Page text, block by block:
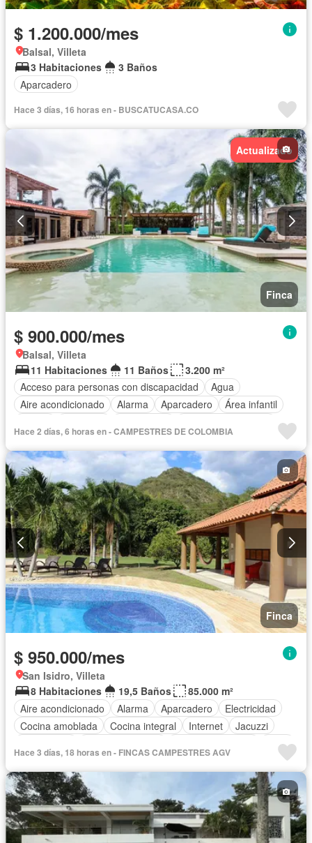
$ 1.200.000/mes
Balsal, Villeta
3 Habitaciones
3 Baños
Aparcadero
Hace 3 días, 16 horas en - BUSCATUCASA.CO
Actualizado
Finca
$ 900.000/mes
Balsal, Villeta
11 Habitaciones
11 Baños
3.200 m²
Acceso para personas con discapacidad
Agua
Aire acondicionado
Alarma Aparcadero
Área infantil
Chimenea
Cocina amoblada
Cocina integral
Cuarto de servicio
Depósito Electricidad
Gas natural
Gimnasio
Internet Jacuzzi Jardín Estudio
Patio
Piscina
Vigilante Sauna
Seguridad privada
Tanque de agua
Terraza Vista panorámica
Wifi
Permite mascotas
Permite niños Solo familias
Hace 2 días, 6 horas en - CAMPESTRES DE COLOMBIA
Finca
$ 950.000/mes
San Isidro, Villeta
8 Habitaciones
19,5 Baños
85.000 m²
Aire acondicionado
Alarma Aparcadero
Electricidad
Cocina amoblada
Cocina integral Internet
Jacuzzi
Agua
Tanque de agua
Área infantil
Vigilante
Acceso para personas con discapacidad
Barbecue
Caseta de vigilancia
Seguridad privada
Piscina
Permite mascotas Permite niños Solo familias
Hace 3 días, 18 horas en - FINCAS CAMPESTRES AGV